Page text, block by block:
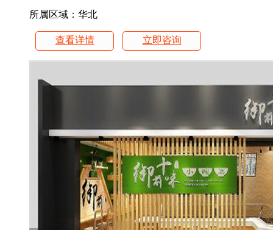
所属区域：华北
查看详情 立即咨询